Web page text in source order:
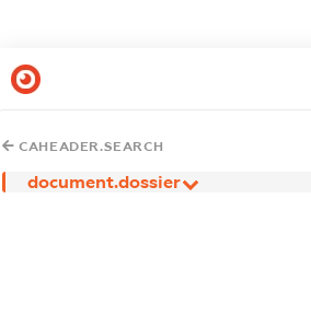
CAHEADER.SEARCH
document.dossier